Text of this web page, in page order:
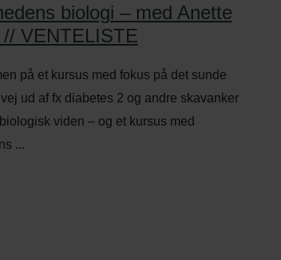
biologi – med Anette
VENTELISTE
på et kursus med fokus på det sunde
vej ud af fx diabetes 2 og andre skavanker
viden – og et kursus med
...